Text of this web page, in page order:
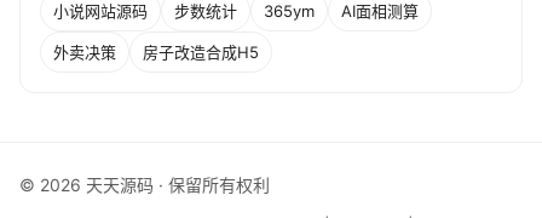
小说网站源码 步数统计 365ym AI面相测算
外卖决策 房子改造合成H5
© 2026 天天源码 · 保留所有权利